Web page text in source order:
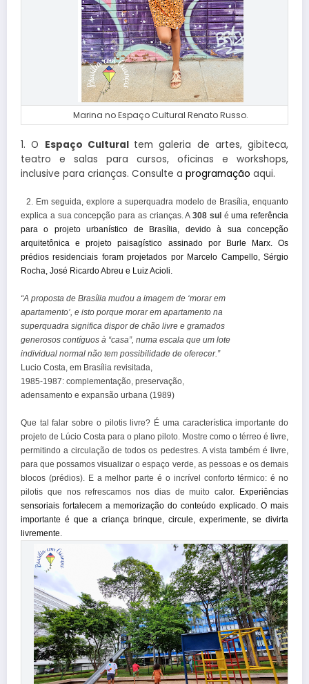
Marina no Espaço Cultural Renato Russo.
1. O Espaço Cultural tem galeria de artes, gibiteca,
teatro e salas para cursos, oficinas e workshops,
inclusive para crianças. Consulte a programação aqui.
2. Em seguida, explore a superquadra modelo de Brasília, enquanto
explica a sua concepção para as crianças. A 308 suléuma referência
para o projeto urbanístico de Brasília, devido à sua concepção
arquitetônica e projeto paisagístico assinado por Burle Marx. Os
prédios residenciais foram projetados por Marcelo Campello, Sérgio
Rocha, José Ricardo Abreu e Luiz Acioli.
“A proposta de Brasília mudou a imagem de ‘morar em
apartamento’, e isto porque morar em apartamento na
superquadra significa dispor de chão livre e gramados
generosos contíguos à “casa”, numa escala que um lote
individual normal não tem possibilidade de oferecer.”
Lucio Costa, em Brasília revisitada,
1985-1987: complementação, preservação,
adensamento e expansão urbana (1989)
Que tal falar sobre o pilotis livre? É uma característica importante do
projeto de Lúcio Costa para o plano piloto. Mostre como o térreo é livre,
permitindo a circulação de todos os pedestres. A vista também é livre,
para que possamos visualizar o espaço verde, as pessoas e os demais
blocos (prédios). E a melhor parte é o incrível conforto térmico: é no
pilotis que nos refrescamos nos dias de muito calor. Experiências
sensoriais fortalecem a memorização do conteúdo explicado. O mais
importante é que a criança brinque, circule, experimente, se divirta
livremente.